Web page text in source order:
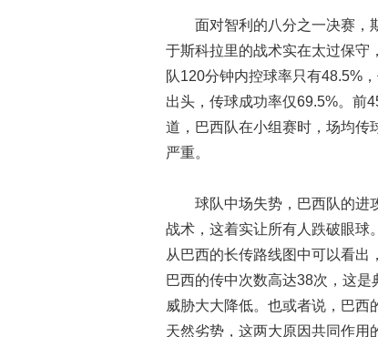
面对智利的八分之一决赛，
于斯科拉里的战术实在太过保守
队120分钟内控球率只有48.5%
出头，传球成功率仅69.5%。前
道，巴西队在小组赛时，场均传
严重。
球队中场失势，巴西队的进
战术，这着实让所有人跌破眼球
从巴西的长传路线图中可以看出
巴西的传中次数高达38次，这
威胁大大降低。也或者说，巴
天然劣势，这两大原因共同作用